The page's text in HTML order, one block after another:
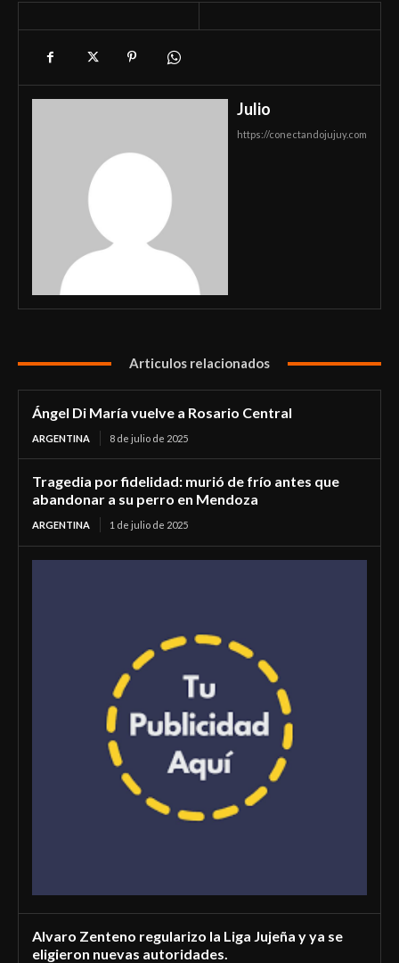
Julio
https://conectandojujuy.com
Articulos relacionados
Ángel Di María vuelve a Rosario Central
ARGENTINA 8 de julio de 2025
Tragedia por fidelidad: murió de frío antes que
abandonar a su perro en Mendoza
ARGENTINA 1 de julio de 2025
Alvaro Zenteno regularizo la Liga Jujeña y ya se
eligieron nuevas autoridades.